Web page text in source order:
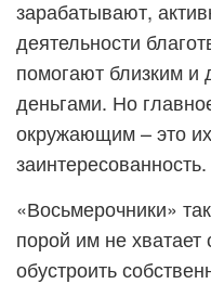
зарабатывают,
деятельности
помогают близким и
деньгами. Но
окружающим – это
заинтересованность.
«Восьмерочники»
порой им не хватает
обустроить